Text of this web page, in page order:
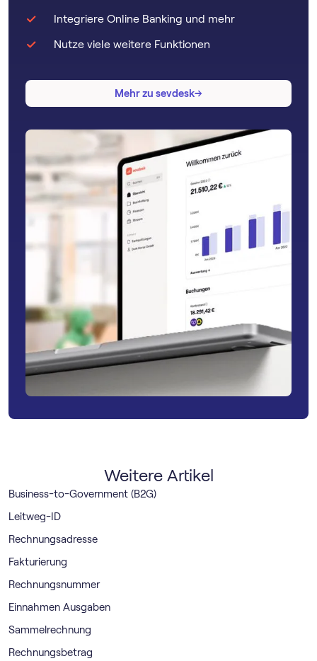
Integriere Online Banking und mehr
Nutze viele weitere Funktionen
Mehr zu sevdesk→
→
Weitere Artikel
Business-to-Government (B2G)
Leitweg-ID
Rechnungsadresse
Fakturierung
Rechnungsnummer
Einnahmen Ausgaben
Sammelrechnung
Rechnungsbetrag